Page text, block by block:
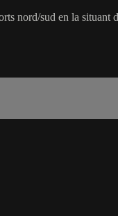
nord/sud en la